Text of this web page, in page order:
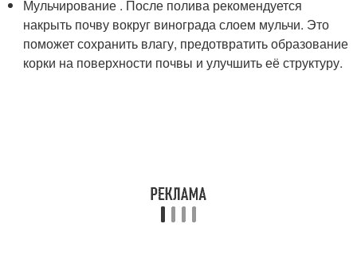
Мульчирование . После полива рекомендуется
накрыть почву вокруг винограда слоем мульчи. Это
поможет сохранить влагу, предотвратить образование
корки на поверхности почвы и улучшить её структуру.